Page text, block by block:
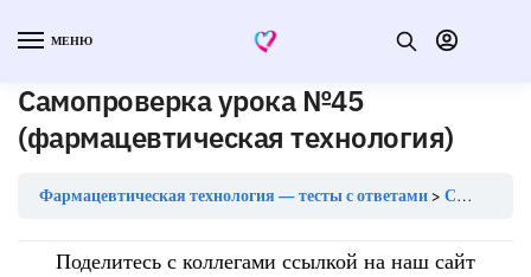
МЕНЮ
Самопроверка урока №45
(фармацевтическая технология)
Фармацевтическая технология — тесты с ответами Самопроверка урока №45 (фармацевтическая технология)
Поделитесь с коллегами ссылкой на наш сайт